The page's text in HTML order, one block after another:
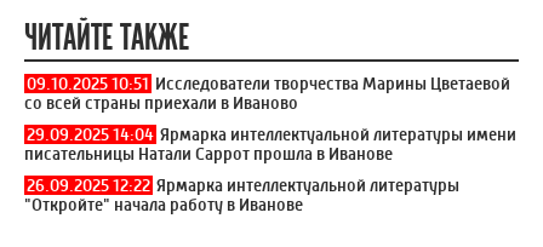
ЧИТАЙТЕ ТАКЖЕ
09.10.2025 10:51 Исследователи творчества Марины Цветаевой
со всей страны приехали в Иваново
29.09.2025 14:04 Ярмарка интеллектуальной литературы имени
писательницы Натали Саррот прошла в Иванове
26.09.2025 12:22 Ярмарка интеллектуальной литературы
"Откройте" начала работу в Иванове